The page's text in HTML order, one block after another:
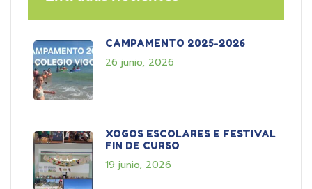
CAMPAMENTO 2025-2026
26 junio, 2026
XOGOS ESCOLARES E FESTIVAL
FIN DE CURSO
19 junio, 2026